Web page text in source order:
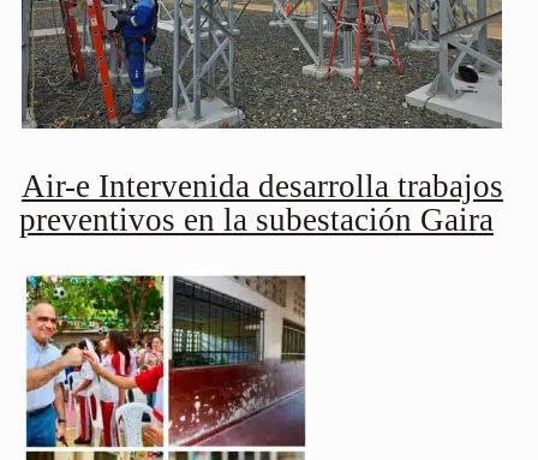
Air-e Intervenida desarrolla trabajos
preventivos en la subestación Gaira